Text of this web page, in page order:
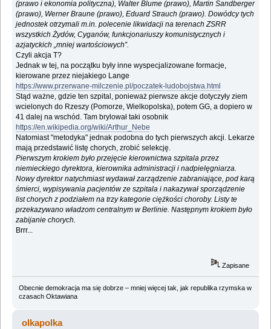
(prawo i ekonomia polityczna), Walter Blume (prawo), Martin Sandberger
(prawo), Werner Braune (prawo), Eduard Strauch (prawo). Dowódcy tych
jednostek otrzymali m.in. polecenie likwidacji na terenach ZSRR
wszystkich Żydów, Cyganów, funkcjonariuszy komunistycznych i
azjatyckich „mniej wartościowych”.
Czyli akcja T?
Jednak w tej, na początku były inne wyspecjalizowane formacje,
kierowane przez niejakiego Lange
https://www.przerwane-milczenie.pl/poczatek-ludobojstwa.html
Stąd ważne, gdzie ten szpital, ponieważ pierwsze akcje dotyczyły ziem
wcielonych do Rzeszy (Pomorze, Wielkopolska), potem GG, a dopiero w
41 dalej na wschód. Tam brylował taki osobnik
https://en.wikipedia.org/wiki/Arthur_Nebe
Natomiast "metodyka" jednak podobna do tych pierwszych akcji. Lekarze
mają przedstawić listę chorych, zrobić selekcję.
Pierwszym krokiem było przejęcie kierownictwa szpitala przez
niemieckiego dyrektora, kierownika administracji i nadpielęgniarza.
Nowy dyrektor natychmiast wydawał zarządzenie zabraniające, pod karą
śmierci, wypisywania pacjentów ze szpitala i nakazywał sporządzenie
list chorych z podziałem na trzy kategorie ciężkości choroby. Listy te
przekazywano władzom centralnym w Berlinie. Następnym krokiem było
zabijanie chorych.
Brrr...
Zapisane
Obecnie demokracja ma się dobrze – mniej więcej tak, jak republika rzymska w
czasach Oktawiana
olkapolka